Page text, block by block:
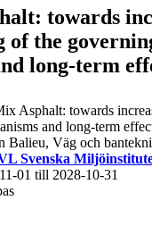
towards
of the
long-term
Asphalt: towards
and long-term
Balieu, Väg och
Svenska
01 till 2028-10-31